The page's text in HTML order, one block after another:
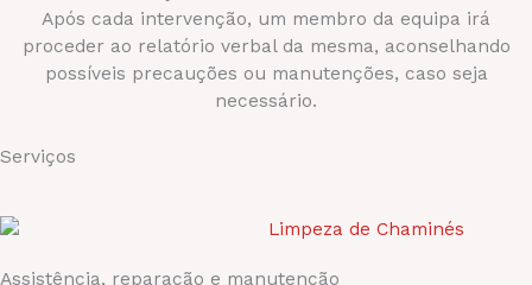
Após cada intervenção, um membro da equipa irá
proceder ao relatório verbal da mesma, aconselhando
possíveis precauções ou manutenções, caso seja
necessário.
Serviços
Assistência, reparação e manutenção